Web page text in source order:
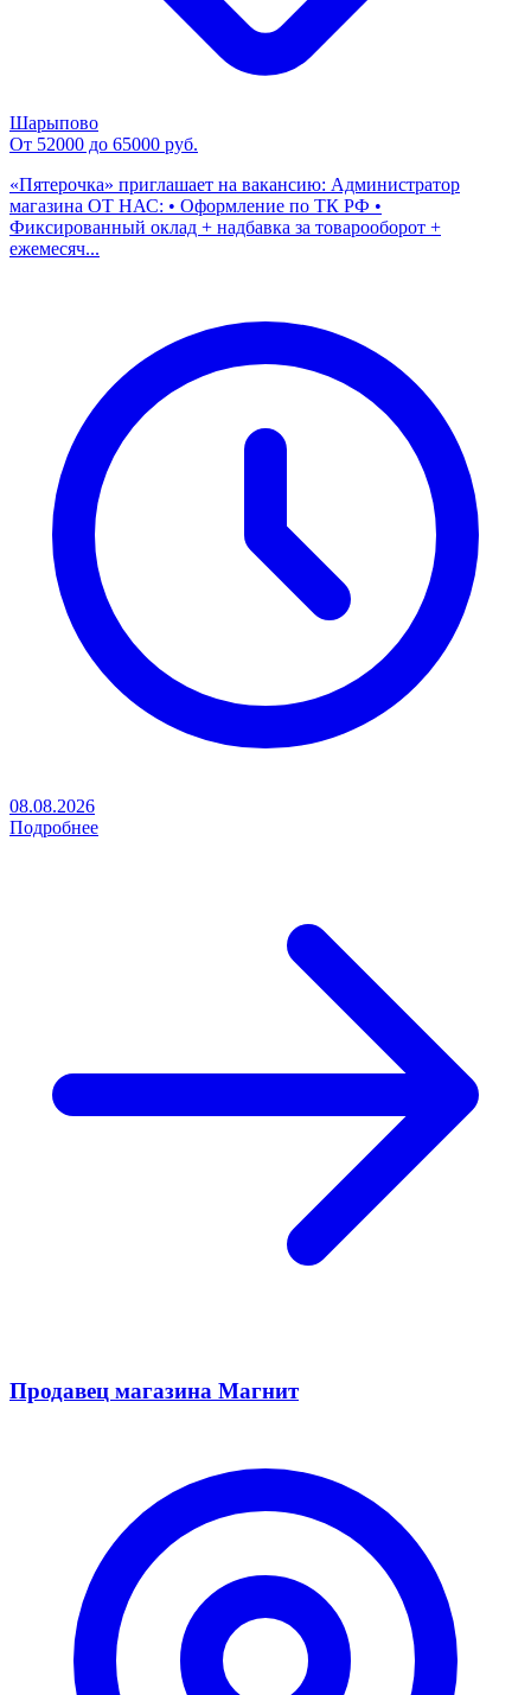
Шарыпово
От 52000 до 65000 руб.
«Пятерочка» приглашает на вакансию: Администратор
магазина ОТ НАС: • Оформление по ТК РФ •
Фиксированный оклад + надбавка за товарооборот +
ежемесяч...
08.08.2026
Подробнее
Продавец магазина Магнит